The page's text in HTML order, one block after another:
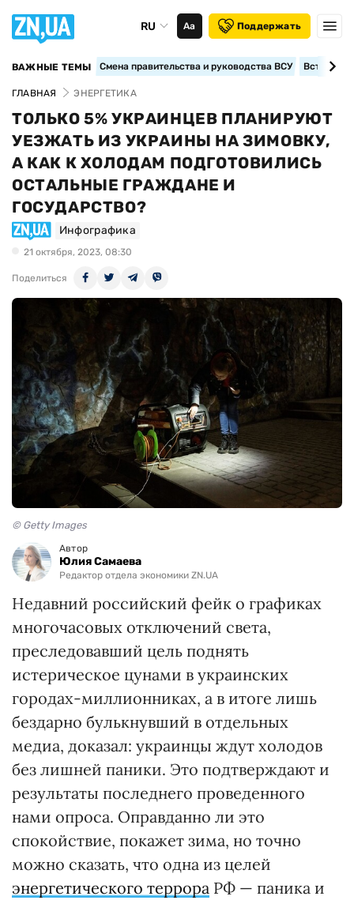
RU Аа Поддержать
ВАЖНЫЕ ТЕМЫ Смена правительства и руководства ВСУ
ГЛАВНАЯ ЭНЕРГЕТИКА
ТОЛЬКО 5% УКРАИНЦЕВ ПЛАНИРУЮТ
УЕЗЖАТЬ ИЗ УКРАИНЫ НА ЗИМОВКУ,
А КАК К ХОЛОДАМ ПОДГОТОВИЛИСЬ
ОСТАЛЬНЫЕ ГРАЖДАНЕ И
ГОСУДАРСТВО?
Инфографика
21 октября, 2023, 08:30
Поделиться
© Getty Images
Автор
Юлия Самаева
Редактор отдела экономики ZN.UA
Недавний российский фейк о графиках
многочасовых отключений света,
преследовавший цель поднять
истерическое цунами в украинских
городах-миллионниках, а в итоге лишь
бездарно булькнувший в отдельных
медиа, доказал: украинцы ждут холодов
без лишней паники. Это подтверждают и
результаты последнего проведенного
нами опроса. Оправданно ли это
спокойствие, покажет зима, но точно
можно сказать, что одна из целей
энергетического террора РФ — паника и